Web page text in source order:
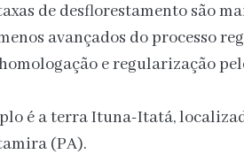
de desflorestamento são
avançados do processo
e regularização
é a terra Ituna-Itatá,
(PA).